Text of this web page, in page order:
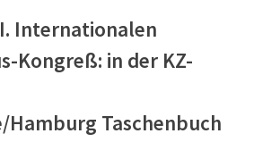
Internationalen
Kongreß: in der KZ-
Hamburg Taschenbuch